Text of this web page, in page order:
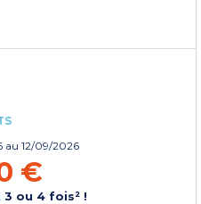
au 12/09/2026
€
ou 4 fois² !